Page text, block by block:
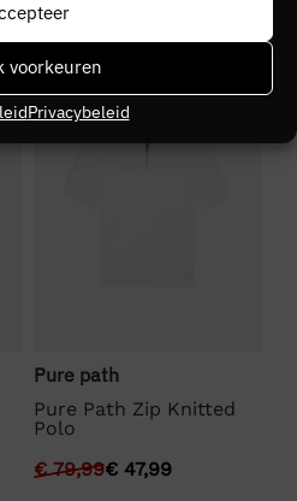
voorkeuren
Privacybeleid
SALE
Pure path
Pure Path Zip Knitted
Polo
€79,99€ 47,99